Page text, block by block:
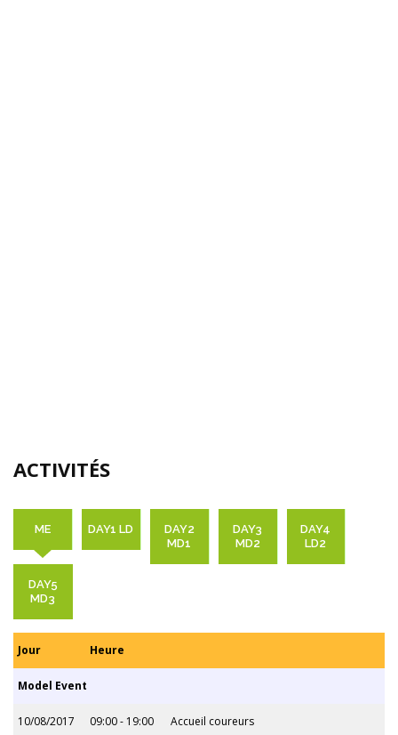
ACTIVITÉS
ME DAY1 LD
DAY2
MD1
DAY3
MD2
DAY4
LD2
DAY5
MD3
Jour Heure
Model Event
10/08/2017 09:00 - 19:00 Accueil coureurs